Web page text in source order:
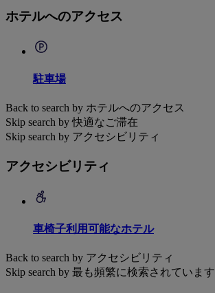
ホテルへのアクセス
駐車場
Back to search by ホテルへのアクセス
Skip search by 快適なご滞在
Skip search by アクセシビリティ
アクセシビリティ
車椅子利用可能なホテル
Back to search by アクセシビリティ
Skip search by 最も頻繁に検索されています